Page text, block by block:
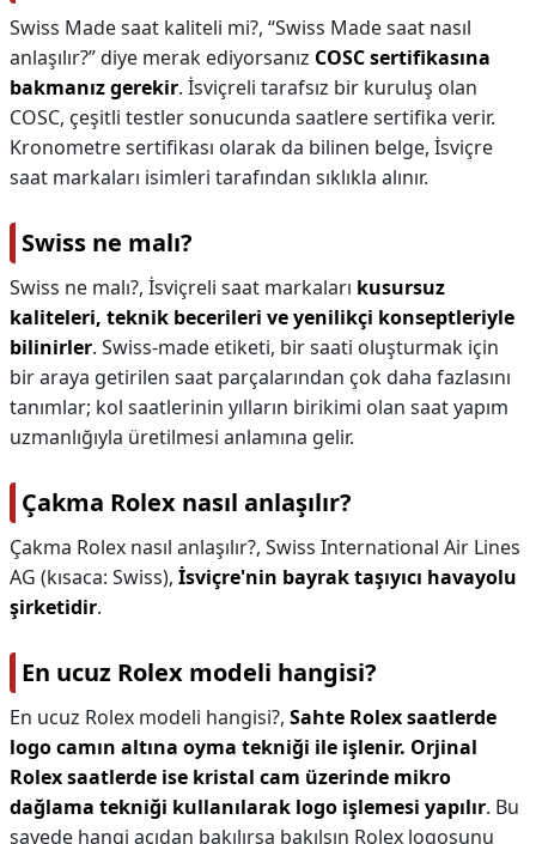
Swiss Made saat kaliteli mi?, “Swiss Made saat nasıl
anlaşılır?” diye merak ediyorsanız COSC sertifikasına
bakmanız gerekir. İsviçreli tarafsız bir kuruluş olan
COSC, çeşitli testler sonucunda saatlere sertifika verir.
Kronometre sertifikası olarak da bilinen belge, İsviçre
saat markaları isimleri tarafından sıklıkla alınır.
Swiss ne malı?
Swiss ne malı?, İsviçreli saat markaları kusursuz
kaliteleri, teknik becerileri ve yenilikçi konseptleriyle
bilinirler. Swiss-made etiketi, bir saati oluşturmak için
bir araya getirilen saat parçalarından çok daha fazlasını
tanımlar; kol saatlerinin yılların birikimi olan saat yapım
uzmanlığıyla üretilmesi anlamına gelir.
Çakma Rolex nasıl anlaşılır?
Çakma Rolex nasıl anlaşılır?, Swiss International Air Lines
AG (kısaca: Swiss), İsviçre'nin bayrak taşıyıcı havayolu
şirketidir.
En ucuz Rolex modeli hangisi?
En ucuz Rolex modeli hangisi?, Sahte Rolex saatlerde
logo camın altına oyma tekniği ile işlenir. Orjinal
Rolex saatlerde ise kristal cam üzerinde mikro
dağlama tekniği kullanılarak logo işlemesi yapılır. Bu
sayede hangi açıdan bakılırsa bakılsın Rolex logosunu